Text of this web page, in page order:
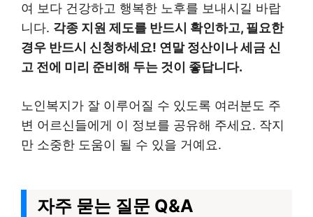
여 보다 건강하고 행복한 노후를 보내시길 바랍
니다. 각종 지원 제도를 반드시 확인하고, 필요한
경우 반드시 신청하세요! 연말 정산이나 세금 신
고 전에 미리 준비해 두는 것이 좋답니다.
노인복지가 잘 이루어질 수 있도록 여러분도 주
변 어르신들에게 이 정보를 공유해 주세요. 작지
만 소중한 도움이 될 수 있을 거예요.
자주 묻는 질문 Q&A